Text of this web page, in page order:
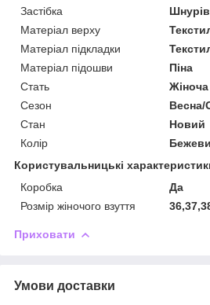
Застібка
Матеріал верху
Матеріал підкладки
Матеріал підошви
Піна
Стать
Жіноча
Сезон
Весна/
Стан
Новий
Колір
Користувальницькі
Коробка
Да
Розмір жіночого взуття
Приховати
Умови доставки